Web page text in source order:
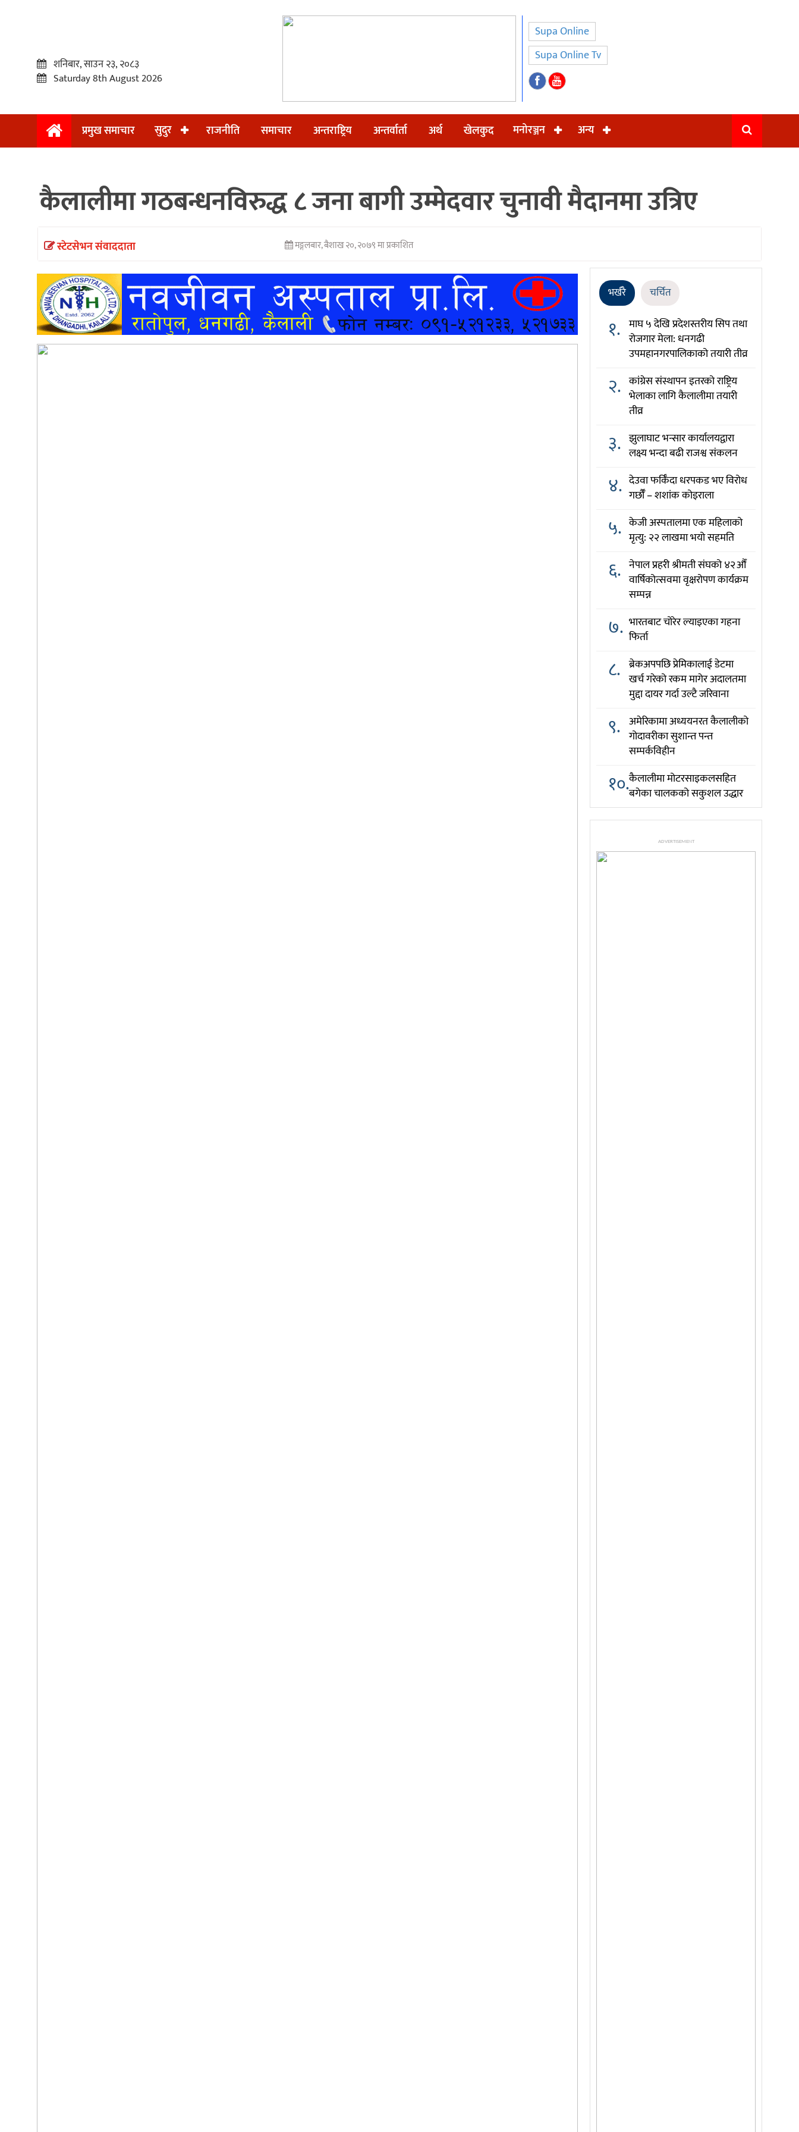
प्रमुख
समाचार
अन्तर्वार्ता
खेलकुद
शनिबार, साउन २३, २०८३
Saturday 8th August 2026
Supa Online
Supa Online Tv
प्रमुख समाचार सुदुर राजनीति समाचार अन्तराष्ट्रिय अन्तर्वार्ता अर्थ खेलकुद मनोरञ्जन अन्य
कैलालीमा गठबन्धनविरुद्ध ८ जना बागी उम्मेदवार चुनावी मैदानमा उत्रिए
स्टेटसेभन संवाददाता मङ्गलबार, बैशाख २०, २०७९ मा प्रकाशित
भर्खरै चर्चित
१. माघ ५ देखि प्रदेशस्तरीय सिप तथा
रोजगार मेला: धनगढी
उपमहानगरपालिकाको तयारी तीव्र
२. कांग्रेस संस्थापन इतरको राष्ट्रिय
भेलाका लागि कैलालीमा तयारी
तीव्र
३. झुलाघाट भन्सार कार्यालयद्वारा
लक्ष्य भन्दा बढी राजश्व संकलन
४. देउवा फर्किँदा धरपकड भए विरोध
गर्छौँं – शशांक कोइराला
५. केजी अस्पतालमा एक महिलाको
मृत्यु: २२ लाखमा भयो सहमति
६. नेपाल प्रहरी श्रीमती संघको ४२औँ
वार्षिकोत्सवमा वृक्षरोपण कार्यक्रम
सम्पन्न
७. भारतबाट चोरेर ल्याइएका गहना
फिर्ता
८. ब्रेकअपपछि प्रेमिकालाई डेटमा
खर्च गरेको रकम मागेर अदालतमा
मुद्दा दायर गर्दा उल्टै जरिवाना
९. अमेरिकामा अध्ययनरत कैलालीको
गोदावरीका सुशान्त पन्त
सम्पर्कविहीन
१०.कैलालीमा मोटरसाइकलसहित
बगेका चालकको सकुशल उद्धार
ADVERTISEMENT